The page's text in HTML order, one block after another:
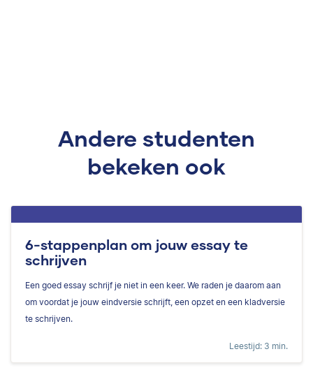
Andere studenten
bekeken ook
6-stappenplan om jouw essay te
schrijven
Een goed essay schrijf je niet in een keer. We raden je daarom aan
om voordat je jouw eindversie schrijft, een opzet en een kladversie
te schrijven.
Leestijd: 3 min.